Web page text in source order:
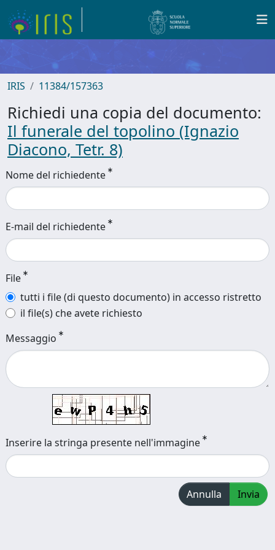
IRIS 11384/157363
Richiedi una copia del documento:
Il funerale del topolino (Ignazio
Diacono, Tetr. 8)
Nome del richiedente
E-mail del richiedente
File
tutti i file (di questo documento) in accesso ristretto
il file(s) che avete richiesto
Messaggio
Inserire la stringa presente nell'immagine
Annulla Invia